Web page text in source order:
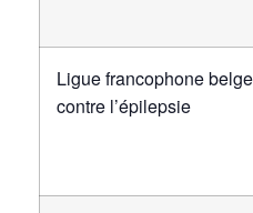
Ligue francophone belge
contre l’épilepsie